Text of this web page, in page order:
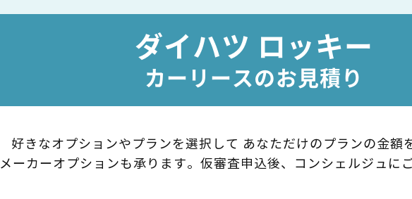
ダイハツ ロッキー
カーリースのお見積り
好きなオプションやプランを選択して あなただけのプランの金額
メーカーオプションも承ります。 仮審査申込後、コンシェルジュに